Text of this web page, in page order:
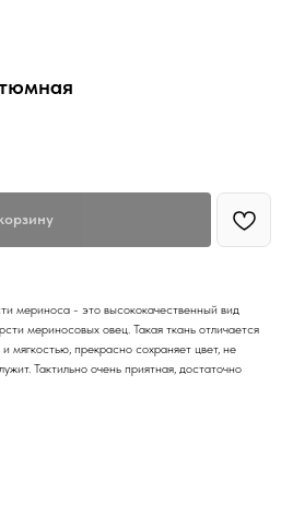
мериноса - это высококачественный вид
мериносовых овец. Такая ткань отличается
мягкостью, прекрасно сохраняет цвет, не
Тактильно очень приятная, достаточно